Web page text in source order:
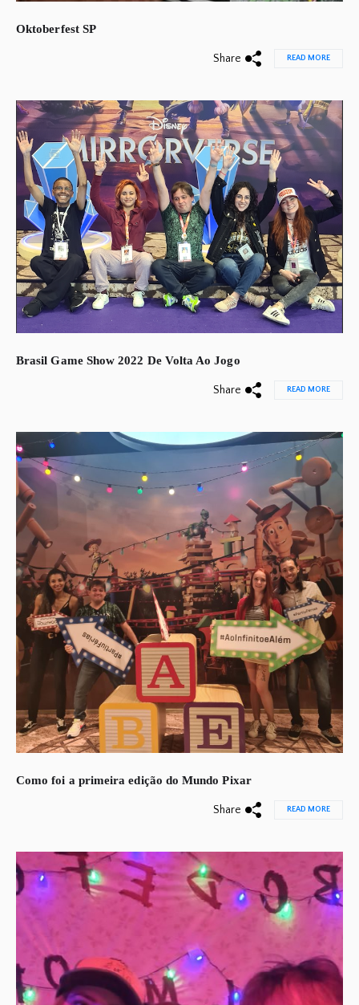
Oktoberfest SP
Share READ MORE
Brasil Game Show 2022 De Volta Ao Jogo
Share READ MORE
Como foi a primeira edição do Mundo Pixar
Share READ MORE